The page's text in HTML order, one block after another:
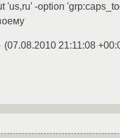
'us,ru' -option
(07.08.2010 21:11:08